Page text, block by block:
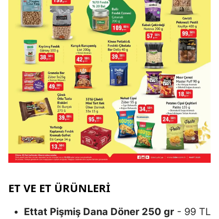
ET VE ET ÜRÜNLERI
Ettat Pişmiş Dana Döner 250 gr - 99 TL